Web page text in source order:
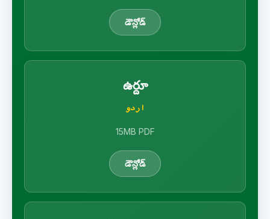
డౌన్లోడ్
ఉర్దూ
اردو
15MB PDF
డౌన్లోడ్